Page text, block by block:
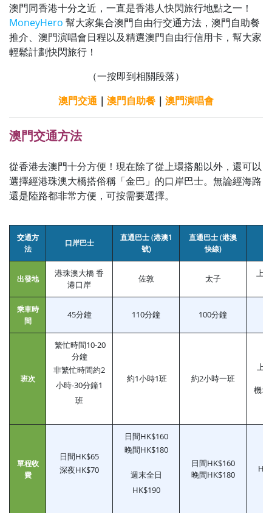
澳門同香港十分之近，一直是香港人快閃旅行地點之一！
MoneyHero 幫大家集合澳門自由行交通方法，澳門自助餐
推介、澳門演唱會日程以及精選澳門自由行信用卡，幫大家
輕鬆計劃快閃旅行！
（一按即到相關段落）
澳門交通 ｜ 澳門自助餐 ｜ 澳門演唱會
澳門交通方法
從香港去澳門十分方便！現在除了從上環搭船以外，還可以
選擇經港珠澳大橋搭俗稱「金巴」的口岸巴士。無論經海路
還是陸路都非常方便，可按需要選擇。
交通方
法
口岸巴士
直通巴士 (港澳1
號)
直通巴士 (港澳
快線)
出發地
港珠澳大橋 香
港口岸
佐敦 太子
上
乘車時
間
45分鐘 110分鐘 100分鐘
班次
繁忙時間10-20
分鐘
非繁忙時間約2
小時-30分鐘1
班
約1小時1班 約2小時一班
上
機場
單程收
費
日間HK$65
深夜HK$70
日間HK$160
晚間HK$180
週末全日
HK$190
日間HK$160
晚間HK$180